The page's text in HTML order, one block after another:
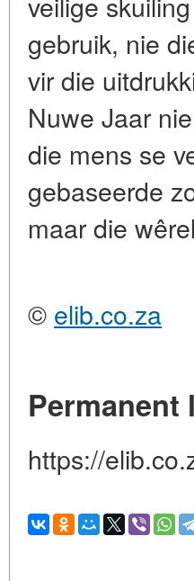
gebruik, nie
vir die
Nuwe Jaar
die mens se
gebaseerde
maar die
© elib.co.za
https://